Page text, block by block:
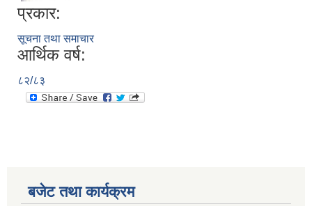
प्रकार:
सूचना तथा समाचार
आर्थिक वर्ष:
८२/८३
बजेट तथा कार्यक्रम